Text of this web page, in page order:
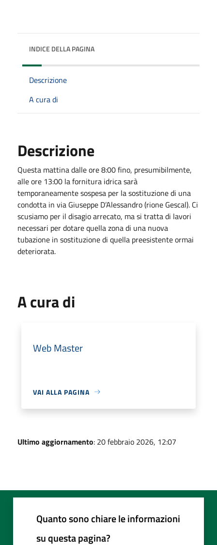
INDICE DELLA PAGINA
Descrizione
A cura di
Descrizione
Questa mattina dalle ore 8:00 fino, presumibilmente,
alle ore 13:00 la fornitura idrica sarà
temporaneamente sospesa per la sostituzione di una
condotta in via Giuseppe D’Alessandro (rione Gescal). Ci
scusiamo per il disagio arrecato, ma si tratta di lavori
necessari per dotare quella zona di una nuova
tubazione in sostituzione di quella preesistente ormai
deteriorata.
A cura di
Web Master
VAI ALLA PAGINA
Ultimo aggiornamento: 20 febbraio 2026, 12:07
Quanto sono chiare le informazioni
su questa pagina?